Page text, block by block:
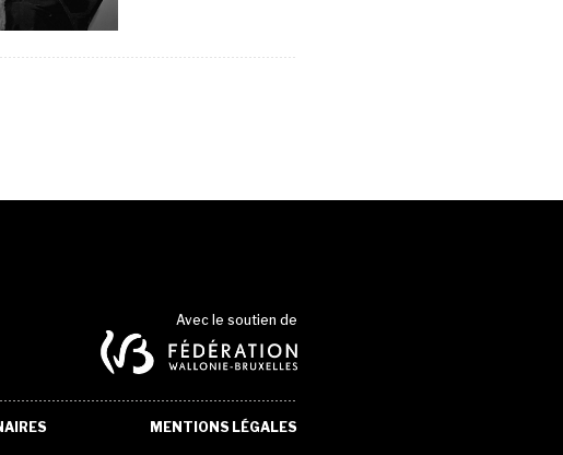
Avec le soutien de
MENTIONS LÉGALES